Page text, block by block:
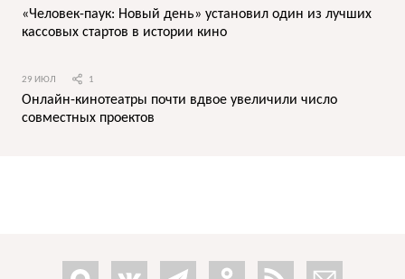
«Человек-паук: Новый день» установил один из лучших
кассовых стартов в истории кино
29 ИЮЛ 1
Онлайн-кинотеатры почти вдвое увеличили число
совместных проектов